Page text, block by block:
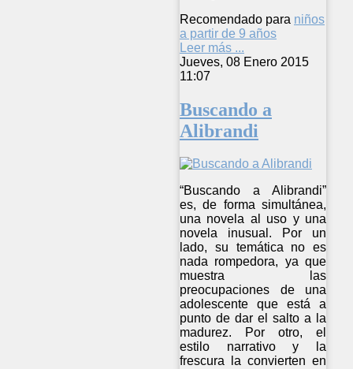
Recomendado para niños
a partir de 9 años
Leer más ...
Jueves, 08 Enero 2015
11:07
Buscando a
Alibrandi
“Buscando a Alibrandi”
es, de forma simultánea,
una novela al uso y una
novela inusual. Por un
lado, su temática no es
nada rompedora, ya que
muestra las
preocupaciones de una
adolescente que está a
punto de dar el salto a la
madurez. Por otro, el
estilo narrativo y la
frescura la convierten en